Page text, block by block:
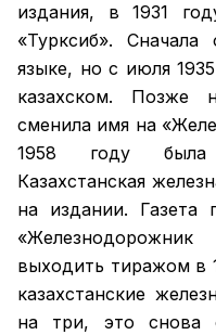
издания, в 1931
«Турксиб».
языке, но с июля
казахском. Позже
сменила имя на
1958 году была
Казахстанская
на издании. Газета
выходить тиражом в
казахстанские
на три, это снова